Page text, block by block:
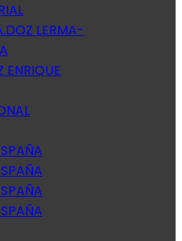
LERMA-
ENRIQUE